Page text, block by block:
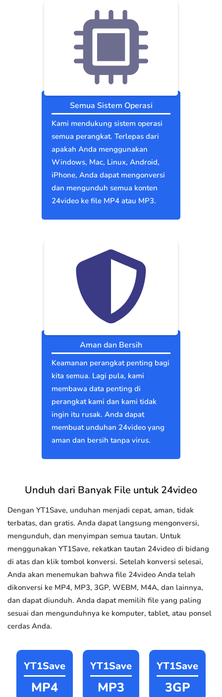
Semua Sistem Operasi
Kami mendukung sistem operasi
semua perangkat. Terlepas dari
apakah Anda menggunakan
Windows, Mac, Linux, Android,
iPhone, Anda dapat mengonversi
dan mengunduh semua konten
24video ke file MP4 atau MP3.
Aman dan Bersih
Keamanan perangkat penting bagi
kita semua. Lagi pula, kami
membawa data penting di
perangkat kami dan kami tidak
ingin itu rusak. Anda dapat
membuat unduhan 24video yang
aman dan bersih tanpa virus.
Unduh dari Banyak File untuk 24video
Dengan YT1Save, unduhan menjadi cepat, aman, tidak
terbatas, dan gratis. Anda dapat langsung mengonversi,
mengunduh, dan menyimpan semua tautan. Untuk
menggunakan YT1Save, rekatkan tautan 24video di bidang
di atas dan klik tombol konversi. Setelah konversi selesai,
Anda akan menemukan bahwa file 24video Anda telah
dikonversi ke MP4, MP3, 3GP, WEBM, M4A, dan lainnya,
dan dapat diunduh. Anda dapat memilih file yang paling
sesuai dan mengunduhnya ke komputer, tablet, atau ponsel
cerdas Anda.
YT1Save
MP4
YT1Save
MP3
YT1Save
3GP